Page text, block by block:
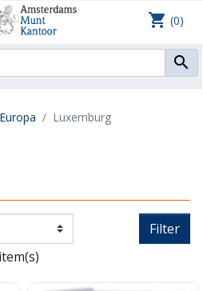

shopping_cart (0)
Europa Luxemburg
Filter